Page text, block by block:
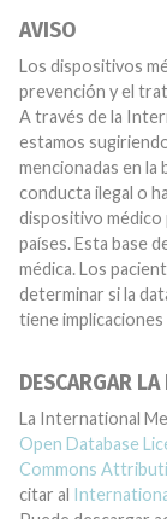
AVISO
Los dispositivos
prevención y el
A través de la
estamos
mencionadas en la
conducta ilegal o
dispositivo
países. Esta base
médica. Los
determinar si la
tiene implicaciones
DESCARGAR LA
La International
Open Database
Commons
citar al